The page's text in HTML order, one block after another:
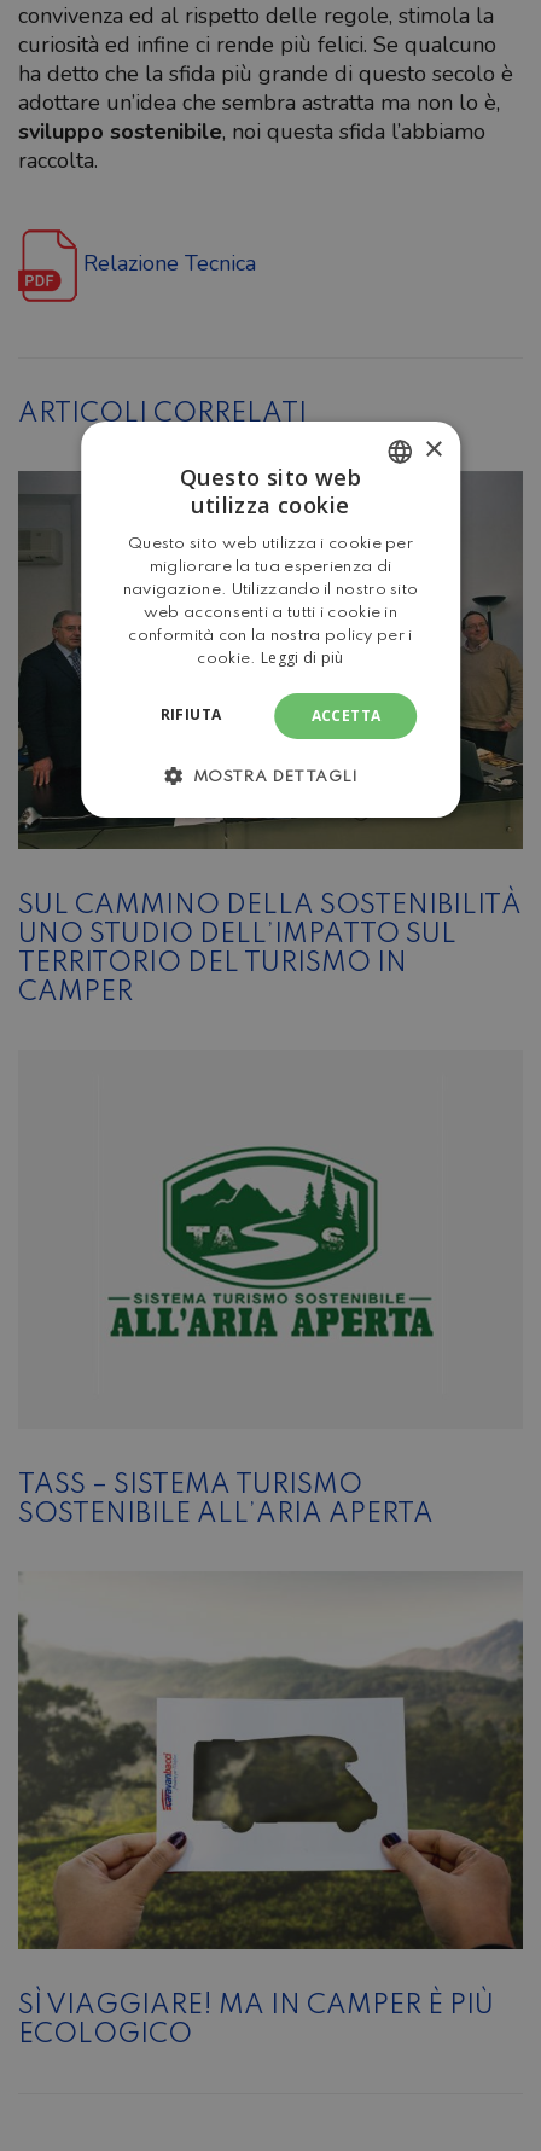
convivenza ed al rispetto delle regole, stimola la
curiosità ed infine ci rende più felici. Se qualcuno
ha detto che la sfida più grande di questo secolo è
adottare un’idea che sembra astratta ma non lo è,
sviluppo sostenibile, noi questa sfida l’abbiamo
raccolta.
Relazione Tecnica
ARTICOLI CORRELATI
SUL CAMMINO DELLA SOSTENIBILITÀ
UNO STUDIO DELL’IMPATTO SUL
TERRITORIO DEL TURISMO IN
CAMPER
TASS – SISTEMA TURISMO
SOSTENIBILE ALL’ARIA APERTA
SÌ VIAGGIARE! MA IN CAMPER È PIÙ
ECOLOGICO
ENGLISH
×
Questo sito web
utilizza cookie
Questo sito web utilizza i cookie per
migliorare la tua esperienza di
navigazione. Utilizzando il nostro sito
web acconsenti a tutti i cookie in
conformità con la nostra policy per i
cookie.
Leggi di più
ACCETTA
RIFIUTA
MOSTRA DETTAGLI